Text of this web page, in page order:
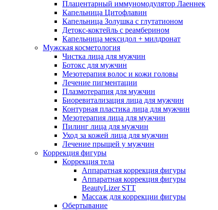
Плацентарный иммуномодулятор Лаеннек
Капельница Цитофлавин
Капельница Золушка с глутатионом
Детокс-коктейль с реамберином
Капельница мексидол + милдронат
Мужская косметология
Чистка лица для мужчин
Ботокс для мужчин
Мезотерапия волос и кожи головы
Лечение пигментации
Плазмотерапия для мужчин
Биоревитализация лица для мужчин
Контурная пластика лица для мужчин
Мезотерапия лица для мужчин
Пилинг лица для мужчин
Уход за кожей лица для мужчин
Лечение прыщей у мужчин
Коррекция фигуры
Коррекция тела
Аппаратная коррекция фигуры
Аппаратная коррекция фигуры
BeautyLizer STT
Массаж для коррекции фигуры
Обертывание